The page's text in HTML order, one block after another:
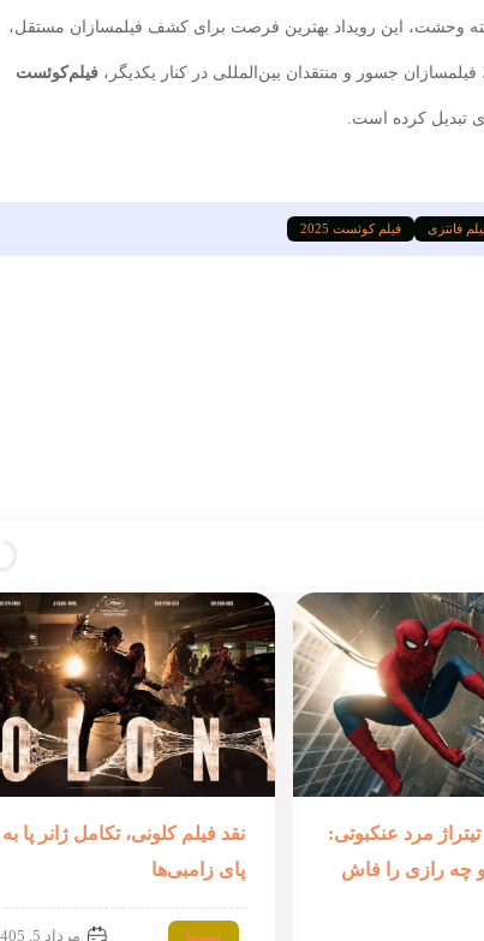
وحشت، این رویداد بهترین فرصت برای کشف فیلمسازان مستقل،
جسور و منتقدان بین‌المللی در کنار یکدیگر، فیلم‌کوئست
تبدیل کرده است.
فانتزی فیلم کوئست 2025
مرد عنکبوتی:
چه رازی را فاش
نقد فیلم کلونی، تکامل ژانر پا به
پای زامبی‌ها
سینما مرداد 5, 1405